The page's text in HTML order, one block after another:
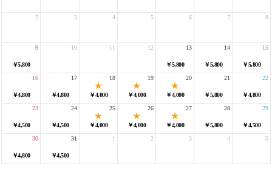
2 3 4 5 6 7 8
￥5,800
9 10 11 12
￥5,800
13
￥5,800
14
￥5,800
15
￥4,800
16
￥4,800
17
￥4,000
18
￥4,000
19
￥4,000
20
￥5,800
21
￥4,800
22
￥4,500
23
￥4,500
24
￥4,000
25
￥4,000
26
￥4,000
27
￥5,800
28
￥4,500
29
￥4,800
30
￥4,500
31 1 2 3 4 5